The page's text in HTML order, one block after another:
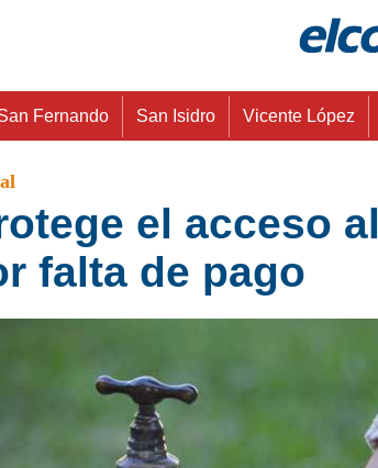
Fernando San Isidro Vicente López
el acceso
falta de pago